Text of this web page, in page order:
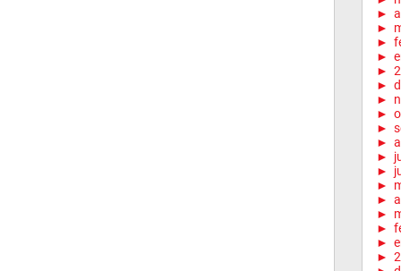
►
►
►
►
►
►
►
►
►
►
►
►
►
►
►
►
►
►